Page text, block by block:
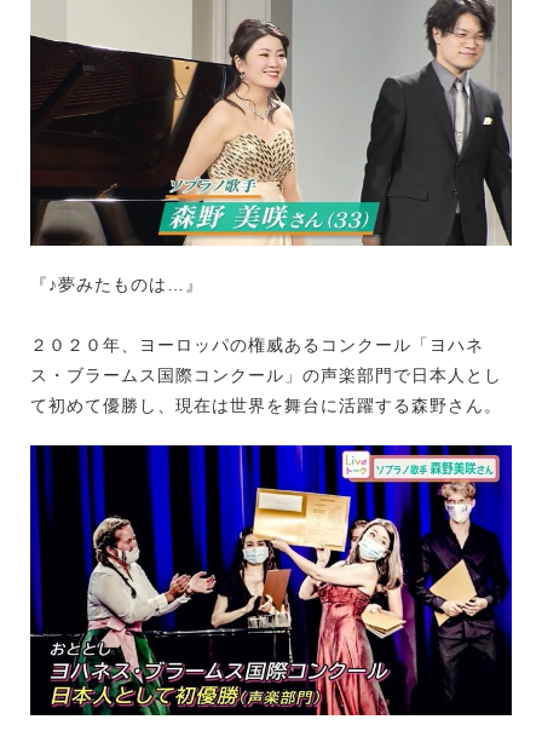
『♪夢みたものは…』
２０２０年、ヨーロッパの権威あるコンクール「ヨハネ
ス・ブラームス国際コンクール」の声楽部門で日本人とし
て初めて優勝し、現在は世界を舞台に活躍する森野さん。